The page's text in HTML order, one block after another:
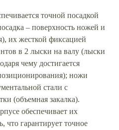
точной посадкой
– поверхность ножей и
их жесткой фиксацией
в 2 лыски на валу (лыски
чему достигается
ножи
стали с
(объемная закалка).
обеспечивает их
что гарантирует точное